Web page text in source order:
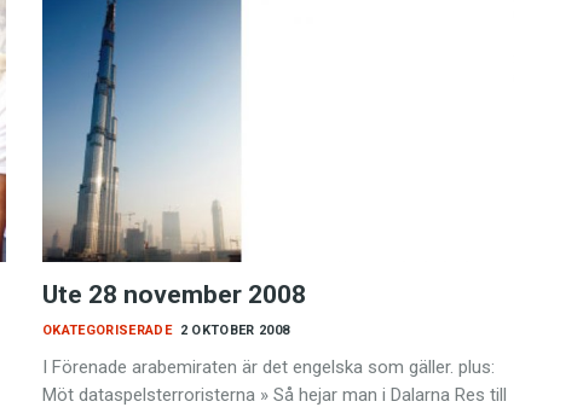
Ute 28 november 2008
2 OKTOBER 2008
OKATEGORISERADE
I Förenade arabemiraten är det engelska som gäller. plus:
Möt dataspelsterroristerna » Så hejar man i Dalarna Res till